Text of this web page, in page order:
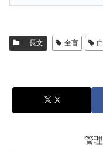
長文 全盲
X
管